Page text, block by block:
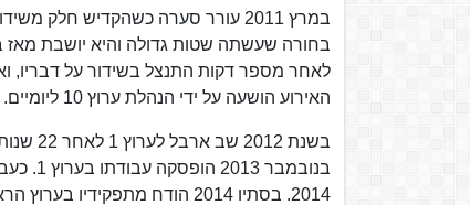
במרץ 2011 עורר סערה כשהקדיש
בחורה שעשתה שטות גדולה והיא יושבת מאז
לאחר מספר דקות התנצל בשידור על
האירוע הושעה על ידי הנהלת ערוץ 10 ליומיים. באותה שנה התארח (כזמר) בהופעתם של התפוחים ב"פסטיבל הגרוב".